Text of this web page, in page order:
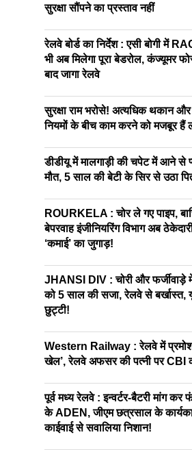
सुरक्षा सौंपने का प्रस्ताव नहीं
रेलवे बोर्ड का निर्देश : एसी बोगी में
भी अब मिलेगा पूरा बेडरोल, कंज्यूमर
बाद जागा रेलवे
सुरक्षा राम भरोसे! अत्यधिक थकान और
नियमों के बीच काम करने को मजबूर हैं
डीडीयू में मालगाड़ी की चपेट में आने से
मौत, 5 साल की बेटी के सिर से उठा
ROURKELA : चोर ले गए पाइप,
बेपरवाह इंजीनियरिंग विभाग अब
‘कमाई’ का जुगाड़!
JHANSI DIV : चोरी और फर्जीवाड़े
को 5 साल की सजा, रेलवे से बर्खास्त,
छुट्टी!
Western Railway : रेलवे में
खेल’, रेलवे अफसर की पत्नी पर CBI
पूर्व मध्य रेलवे : इन्वर्टर-बैटरी मांग
के ADEN, जीएम छत्रसाल के
काईवाई से सवालिया निशान!